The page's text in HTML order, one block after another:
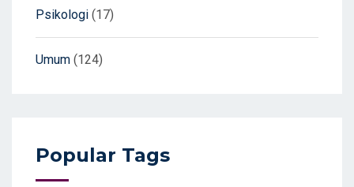
Psikologi (17)
Umum (124)
Popular Tags